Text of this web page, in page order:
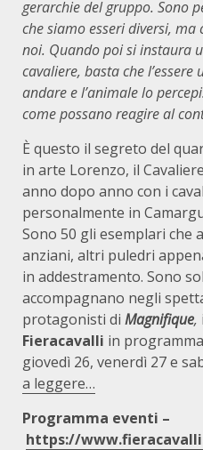
gerarchie del gruppo. Sono
che siamo esseri diversi,
noi. Quando poi si instaura
cavaliere, basta che
andare e l’animale lo
come possano reagire al
È questo il segreto del
in arte Lorenzo, il
anno dopo anno con i
personalmente in
Sono 50 gli esemplari che
anziani, altri puledri
in addestramento. Sono
accompagnano negli
protagonisti di Magnifique,
Fieracavalli in
giovedì 26, venerdì 27 e
a leggere…
Programma eventi –
https://